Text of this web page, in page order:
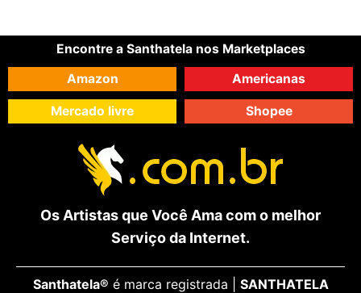
Encontre a Santhatela nos Marketplaces
Amazon
Americanas
Mercado livre Shopee
Os Artistas que Você Ama com o melhor
Serviço da Internet.
Santhatela® é marca registrada | SANTHATELA